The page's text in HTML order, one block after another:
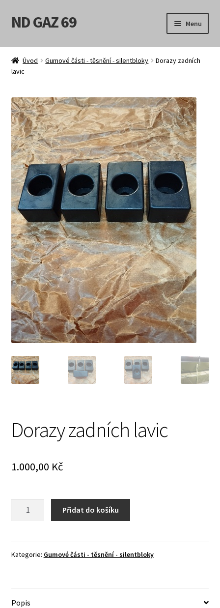
Přeskočit
na
Přejít
k
webu
ND GAZ 69 Menu
Úvodní stránka
Můj účet
Obchod
Košík
Pokladna
Možnosti doručení
Obchodní podmínky
Prodávající – kontaktní informace
Způsoby úhrady
O nás
Úvod Gumové části - těsnění - silentbloky
Dorazy zadních
lavic
Dorazy zadních lavic
1.000,00 Kč
Přidat do košíku
Kategorie: Gumové části - těsnění - silentbloky
Popis